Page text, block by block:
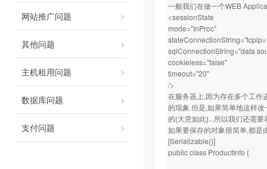
网站推广问题
其他问题
主机租用问题
数据库问题
支付问题
一般我们在做一个WEB
<sessionState
mode="InProc"
sqlConnectionString="data
cookieless="false"
timeout="20"
/>
在服务器上,因为存在多个工
的现象.但是,如果简单地这样
的(大意如此)...所以我们还需
如果要保存的对象很简单,都是
[Serializable()]
public class ProductInfo {